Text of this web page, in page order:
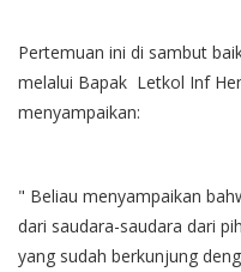
Pertemuan ini di sambut
melalui Bapak Letkol Inf
menyampaikan:
" Beliau menyampaikan
dari saudara-saudara dari
yang sudah berkunjung